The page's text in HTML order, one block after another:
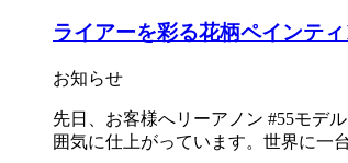
ライアーを彩る花柄ペインテ
お知らせ
先日、お客様へリーアノン #55モデ
囲気に仕上がっています。世界に一